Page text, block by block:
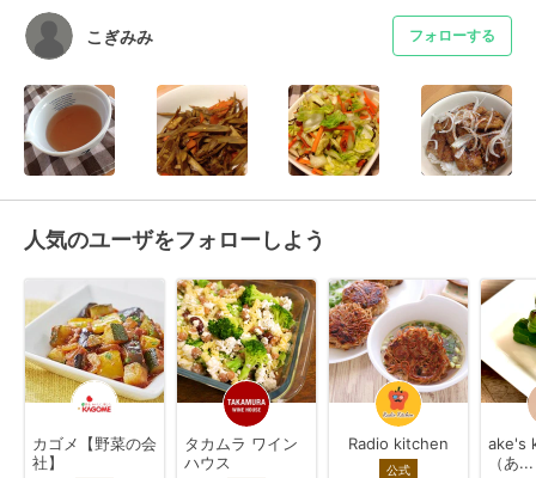
こぎみみ フォローする
人気のユーザをフォローしよう
カゴメ【野菜の会
社】
タカムラ ワイン
ハウス
Radio kitchen
公式
ake's
（あ...